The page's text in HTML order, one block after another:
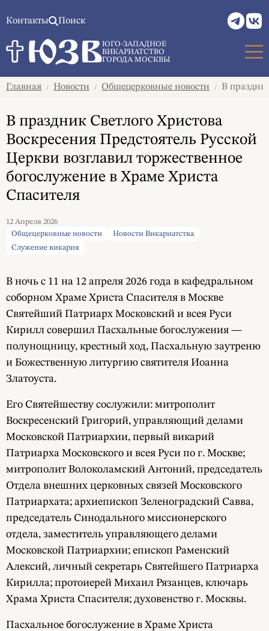
Контакты Поиск
ЮГО-ЗАПАДНОЕ
ВИКАРИАТСТВО
ГОРОДА МОСКВЫ
Главная / Новости / Общецерковные новости / В
В праздник Светлого Христова
Воскресения Предстоятель Русской
Церкви возглавил торжественное
богослужение в Храме Христа
Спасителя
12 Апреля 2026
Общецерковные новости
Новости Викариатства
Служение викария
В ночь с 11 на 12 апреля 2026 года в кафедральном
соборном Храме Христа Спасителя в Москве
Святейший Патриарх Московский и всея Руси
Кирилл совершил Пасхальные богослужения —
полунощницу, крестный ход, Пасхальную заутреню
и Божественную литургию святителя Иоанна
Златоуста.
Его Святейшеству сослужили: митрополит
Воскресенский Григорий, управляющий делами
Московской Патриархии, первый викарий
Патриарха Московского и всея Руси по г. Москве;
митрополит Волоколамский Антоний, председатель
Отдела внешних церковных связей Московского
Патриархата; архиепископ Зеленоградский Савва,
председатель Синодального миссионерского
отдела, заместитель управляющего делами
Московской Патриархии; епископ Раменский
Алексий, личный секретарь Святейшего Патриарха
Кирилла; протоиерей Михаил Рязанцев, ключарь
Храма Христа Спасителя; духовенство г. Москвы.
Пасхальное богослужение в Храме Христа